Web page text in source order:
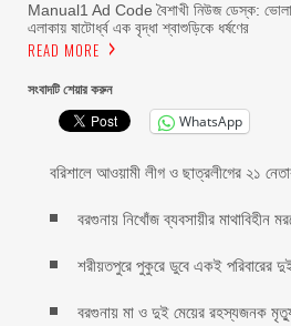
Manual1 Ad Code বৈশাখী নিউজ ডেস্ক: ভোলা
এলাকায় ষাটোর্ধ্ব এক বৃদ্ধা শ্বাশুড়িকে ধর্ষণের
READ MORE
সংবাদটি শেয়ার করুন
WhatsApp
বরিশালে আওয়ামী লীগ ও ছাত্রলীগের ২১
বরগুনায় নিখোঁজ ব্যবসায়ীর মাথাবিহীন
শরীয়তপুরে পুকুরে ডুবে একই পরিবারের
বরগুনায় মা ও দুই মেয়ের রহস্যজনক মৃত্যু,